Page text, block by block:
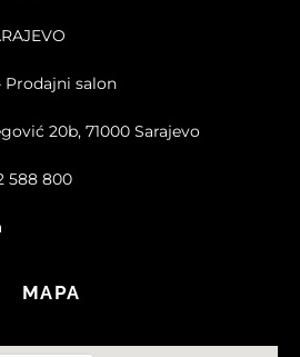
Prodajni salon
20b, 71000 Sarajevo
588 800
MAPA